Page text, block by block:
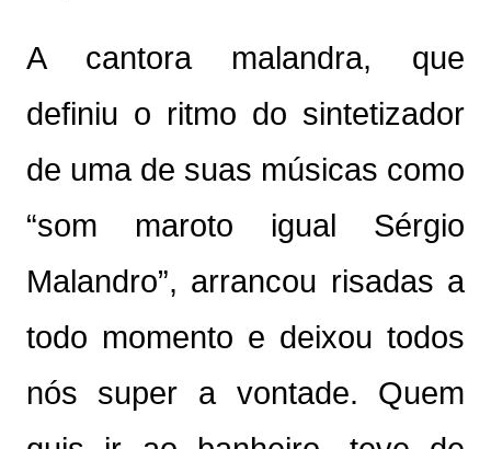
A cantora malandra, que
definiu o ritmo do sintetizador
de uma de suas músicas como
“som maroto igual Sérgio
Malandro”, arrancou risadas a
todo momento e deixou todos
nós super a vontade. Quem